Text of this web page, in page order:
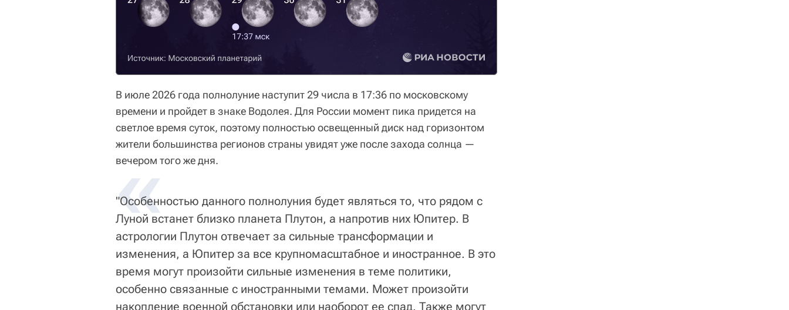
В июле 2026 года полнолуние наступит 29 числа в 17:36 по московскому
времени и пройдет в знаке Водолея. Для России момент пика придется на
светлое время суток, поэтому полностью освещенный диск над горизонтом
жители большинства регионов страны увидят уже после захода солнца —
вечером того же дня.
«
"Особенностью данного полнолуния будет являться то, что рядом с
Луной встанет близко планета Плутон, а напротив них Юпитер. В
астрологии Плутон отвечает за сильные трансформации и
изменения, а Юпитер за все крупномасштабное и иностранное. В это
время могут произойти сильные изменения в теме политики,
особенно связанные с иностранными темами. Может произойти
накопление военной обстановки или наоборот ее спад. Также могут